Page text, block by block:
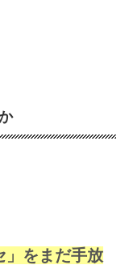
」をまだ手放